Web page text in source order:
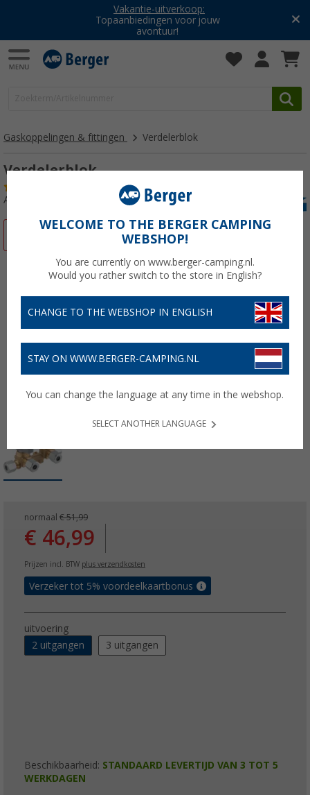
Vakantie-uitverkoop:
Topaanbiedingen voor jouw
avontuur!
Gaskoppelingen & fittingen Verdelerblok
Verdelerblok
Artikelnr: 112190
normaal € 51,99
€ 46,99
Prijzen incl. BTW plus verzendkosten
Verzeker tot 5% voordeelkaartbonus
uitvoering
2 uitgangen
3 uitgangen
Beschikbaarheid: STANDAARD LEVERTIJD VAN 3 TOT 5
WERKDAGEN
WELCOME TO THE BERGER CAMPING
WEBSHOP!
You are currently on www.berger-camping.nl.
Would you rather switch to the store in English?
CHANGE TO THE WEBSHOP IN ENGLISH
STAY ON WWW.BERGER-CAMPING.NL
You can change the language at any time in the webshop.
SELECT ANOTHER LANGUAGE